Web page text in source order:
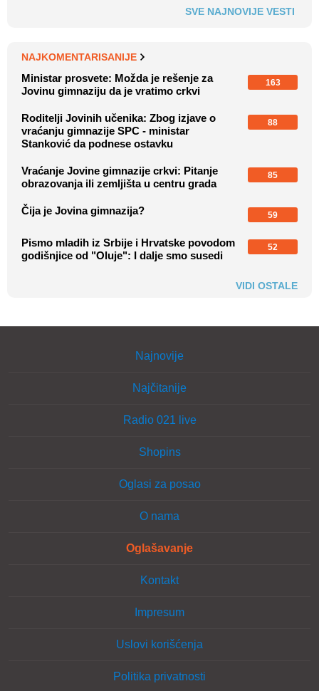
SVE NAJNOVIJE VESTI
NAJKOMENTARISANIJE
Ministar prosvete: Možda je rešenje za
Jovinu gimnaziju da je vratimo crkvi
163
Roditelji Jovinih učenika: Zbog izjave o
vraćanju gimnazije SPC - ministar
Stanković da podnese ostavku
88
Vraćanje Jovine gimnazije crkvi: Pitanje
obrazovanja ili zemljišta u centru grada
85
Čija je Jovina gimnazija? 59
Pismo mladih iz Srbije i Hrvatske povodom
godišnjice od "Oluje": I dalje smo susedi
52
VIDI OSTALE
Najnovije
Najčitanije
Radio 021 live
Shopins
Oglasi za posao
O nama
Oglašavanje
Kontakt
Impresum
Uslovi korišćenja
Politika privatnosti